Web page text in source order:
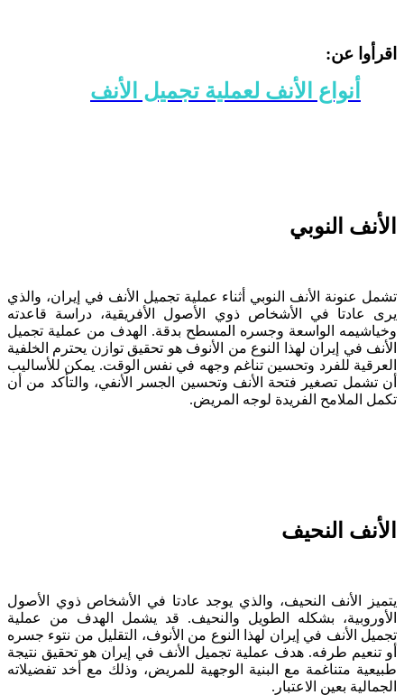
اقرأوا عن:
أنواع الأنف لعملية تجميل الأنف
الأنف النوبي
تشمل عنونة الأنف النوبي أثناء عملية تجميل الأنف في إيران، والذي
يرى عادتا في الأشخاص ذوي الأصول الأفريقية، دراسة قاعدته
وخياشيمه الواسعة وجسره المسطح بدقة. الهدف من عملية تجميل
الأنف في إيران لهذا النوع من الأنوف هو تحقيق توازن يحترم الخلفية
العرقية للفرد وتحسين تناغم وجهه في نفس الوقت. يمكن للأساليب
أن تشمل تصغير فتحة الأنف وتحسين الجسر الأنفي، والتأكد من أن
تكمل الملامح الفريدة لوجه المريض.
الأنف النحيف
يتميز الأنف النحيف، والذي يوجد عادتا في الأشخاص ذوي الأصول
الأوروبية، بشكله الطويل والنحيف. قد يشمل الهدف من عملية
تجميل الأنف في إيران لهذا النوع من الأنوف، التقليل من نتوء جسره
أو تنعيم طرفه. هدف عملية تجميل الأنف في إيران هو تحقيق نتيجة
طبيعية متناغمة مع البنية الوجهية للمريض، وذلك مع أخد تفضيلاته
الجمالية بعين الاعتبار.